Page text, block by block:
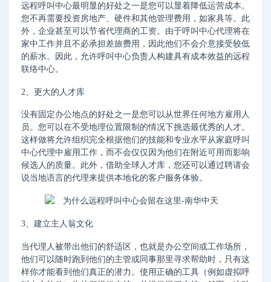
远程呼叫中心最明显的好处之一是您可以显着降低运营成本。
您不再需要投资房地产、硬件和其他管理费用，如家具等。此
外，企业甚至可以节省代理商的工资。由于呼叫中心代理将在
家中工作并且不必承担差旅费用，因此他们不会介意接受较低
的薪水。因此，允许呼叫中心负责人构建具有成本效益的远程
联络中心。
2、更大的人才库
没有固定办公地点的好处之一是您可以从世界任何地方雇用人
员。您可以在不受地理位置限制的情况下挑选最优秀的人才。
这样做将允许组织完全根据他们的技能和专业水平从家庭呼叫
中心代理中雇用工作，而不会仅仅因为他们在附近可用而影响
候选人的质量。此外，借助全球人才库，您还可以通过聘请会
说当地语言的代理来提供本地化的客户服务体验。
3、建立主人翁文化
当代理人被带出他们的舒适区，也就是办公空间或工作场所，
他们可以随时跑到他们的主管或同事那里寻求帮助时，只有这
样你才能看到他们真正的潜力。使用正确的工具（例如虚拟呼